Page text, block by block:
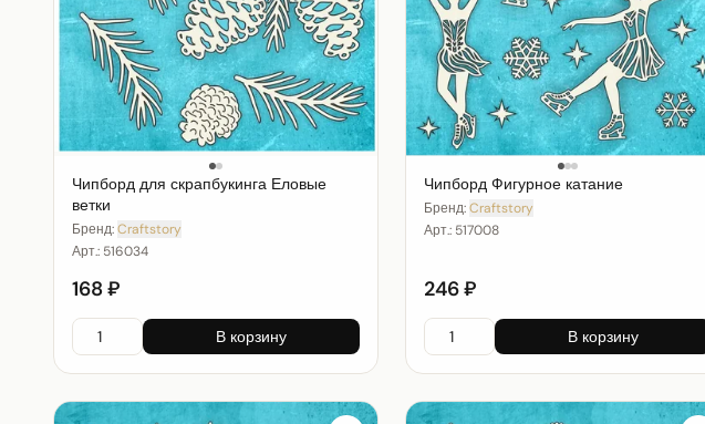
Чипборд для скрапбукинга Еловые
ветки
Бренд:Craftstory
Арт.: 516034
168 ₽
В корзину
Чипборд Фигурное катание
Бренд:Craftstory
Арт.: 517008
246 ₽
В корзину